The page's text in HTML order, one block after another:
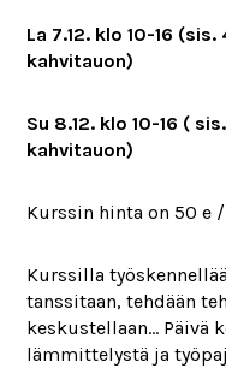
La 7.12. klo 10-16
kahvitauon)
Su 8.12. klo 10-16 (
kahvitauon)
Kurssin hinta on 50 e
Kurssilla
tanssitaan, tehdään
keskustellaan… Päivä
lämmittelystä ja